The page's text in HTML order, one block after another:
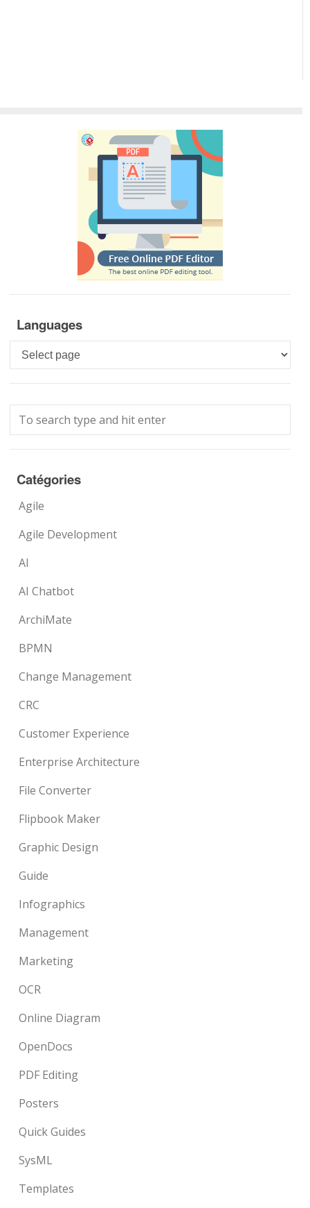
Languages
Languages
Catégories
Agile
Agile Development
AI
AI Chatbot
ArchiMate
BPMN
Change Management
CRC
Customer Experience
Enterprise Architecture
File Converter
Flipbook Maker
Graphic Design
Guide
Infographics
Management
Marketing
OCR
Online Diagram
OpenDocs
PDF Editing
Posters
Quick Guides
SysML
Templates